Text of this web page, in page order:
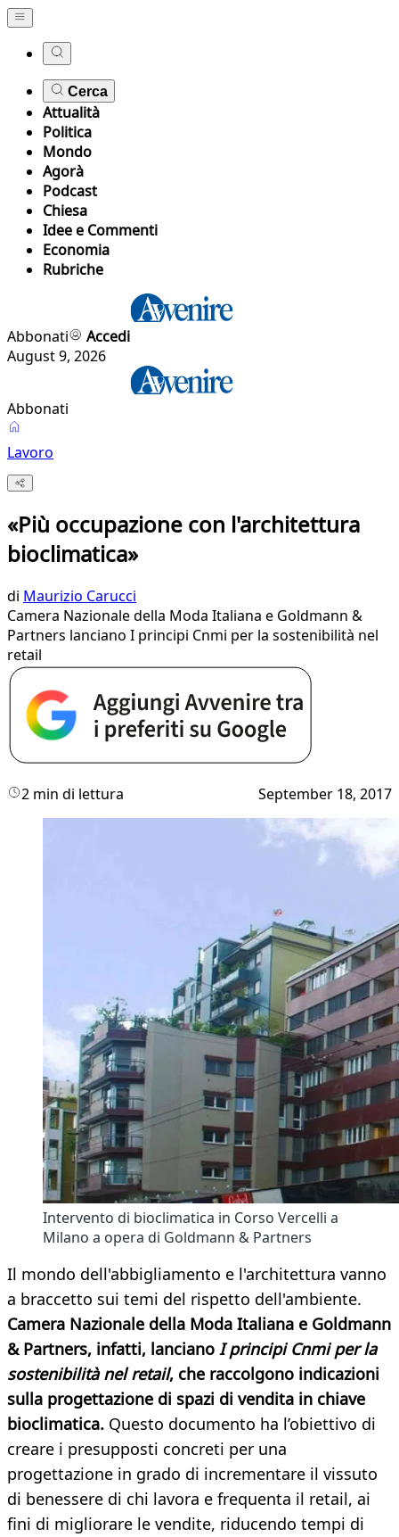
Cerca
Attualità
Politica
Mondo
Agorà
Podcast
Chiesa
Idee e Commenti
Economia
Rubriche
Abbonati
Accedi
August 9, 2026
Abbonati
Lavoro
«Più occupazione con l'architettura
bioclimatica»
di Maurizio Carucci
Camera Nazionale della Moda Italiana e Goldmann &
Partners lanciano I principi Cnmi per la sostenibilità nel
retail
2 min di lettura September 18, 2017
Intervento di bioclimatica in Corso Vercelli a
Milano a opera di Goldmann & Partners
Il mondo dell'abbigliamento e l'architettura vanno
a braccetto sui temi del rispetto dell'ambiente.
Camera Nazionale della Moda Italiana e Goldmann
& Partners, infatti, lanciano I principi Cnmi per la
sostenibilità nel retail, che raccolgono indicazioni
sulla progettazione di spazi di vendita in chiave
bioclimatica. Questo documento ha l’obiettivo di
creare i presupposti concreti per una
progettazione in grado di incrementare il vissuto
di benessere di chi lavora e frequenta il retail, ai
fini di migliorare le vendite, riducendo tempi di